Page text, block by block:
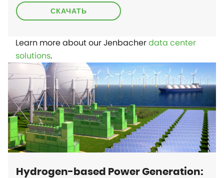
СКАЧАТЬ
Learn more about our Jenbacherdata center
solutions.
Hydrogen-based Power Generation: